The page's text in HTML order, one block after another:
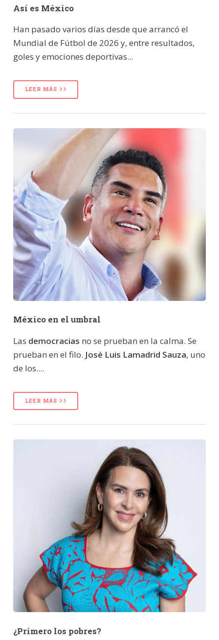
Así es México
Han pasado varios días desde que arrancó el
Mundial de Fútbol de 2026 y, entre resultados,
goles y emociones deportivas...
LEER MÁS
México en el umbral
Las democracias no se prueban en la calma. Se
prueban en el filo. José Luis Lamadrid Sauza, uno
de los....
LEER MÁS
¿Primero los pobres?